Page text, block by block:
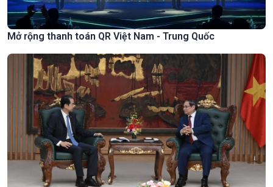
Mở rộng thanh toán QR Việt Nam - Trung Quốc